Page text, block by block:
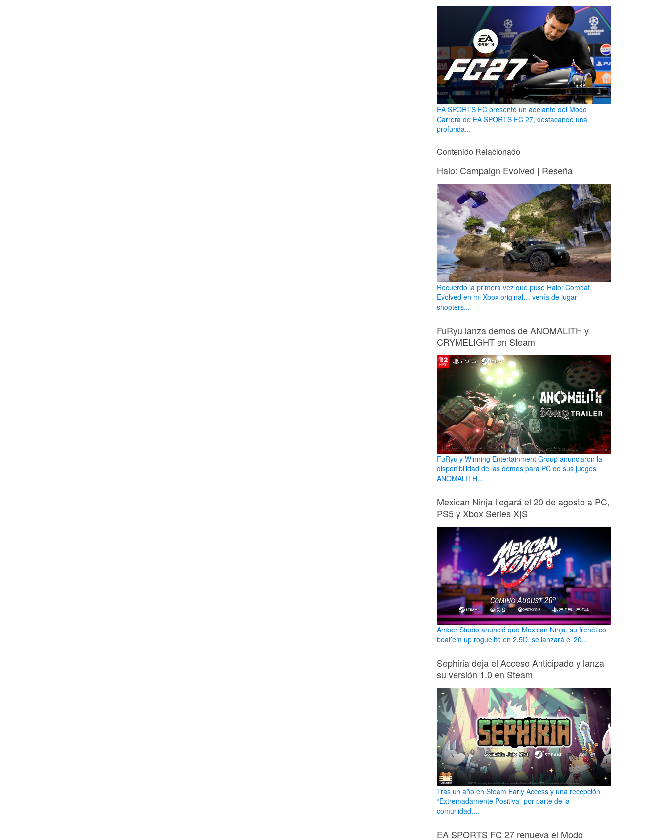
EA SPORTS FC presentó un adelanto del Modo
Carrera de EA SPORTS FC 27, destacando una
profunda...
Contenido Relacionado
Halo: Campaign Evolved | Reseña
Recuerdo la primera vez que puse Halo: Combat
Evolved en mi Xbox original… venía de jugar
shooters...
FuRyu lanza demos de ANOMALITH y
CRYMELIGHT en Steam
FuRyu y Winning Entertainment Group anunciaron la
disponibilidad de las demos para PC de sus juegos
ANOMALITH...
Mexican Ninja llegará el 20 de agosto a PC,
PS5 y Xbox Series X|S
Amber Studio anunció que Mexican Ninja, su frenético
beat’em up roguelite en 2.5D, se lanzará el 20...
Sephiria deja el Acceso Anticipado y lanza
su versión 1.0 en Steam
Tras un año en Steam Early Access y una recepción
“Extremadamente Positiva” por parte de la
comunidad,...
EA SPORTS FC 27 renueva el Modo